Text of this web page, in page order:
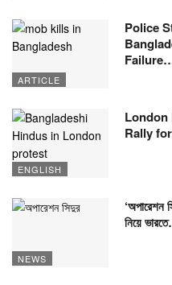
ARTICLE
Police
ENGLISH
London
Rally
NEWS
‘অপারেশন
নিয়ে